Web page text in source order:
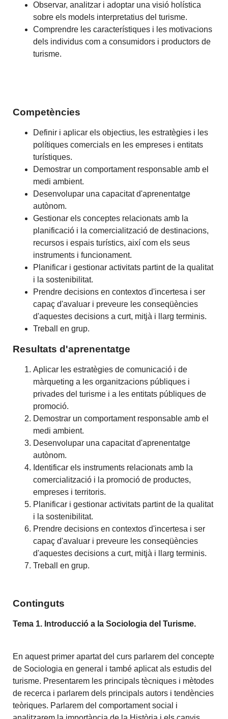
Observar, analitzar i adoptar una visió holística
sobre els models interpretatius del turisme.
Comprendre les característiques i les motivacions
dels individus com a consumidors i productors de
turisme.
Competències
Definir i aplicar els objectius, les estratègies i les
polítiques comercials en les empreses i entitats
turístiques.
Demostrar un comportament responsable amb el
medi ambient.
Desenvolupar una capacitat d'aprenentatge
autònom.
Gestionar els conceptes relacionats amb la
planificació i la comercialització de destinacions,
recursos i espais turístics, així com els seus
instruments i funcionament.
Planificar i gestionar activitats partint de la qualitat
i la sostenibilitat.
Prendre decisions en contextos d'incertesa i ser
capaç d'avaluar i preveure les conseqüències
d'aquestes decisions a curt, mitjà i llarg terminis.
Treball en grup.
Resultats d'aprenentatge
Aplicar les estratègies de comunicació i de
màrqueting a les organitzacions públiques i
privades del turisme i a les entitats públiques de
promoció.
Demostrar un comportament responsable amb el
medi ambient.
Desenvolupar una capacitat d'aprenentatge
autònom.
Identificar els instruments relacionats amb la
comercialització i la promoció de productes,
empreses i territoris.
Planificar i gestionar activitats partint de la qualitat
i la sostenibilitat.
Prendre decisions en contextos d'incertesa i ser
capaç d'avaluar i preveure les conseqüències
d'aquestes decisions a curt, mitjà i llarg terminis.
Treball en grup.
Continguts
Tema 1. Introducció a la Sociologia del Turisme.
En aquest primer apartat del curs parlarem del concepte
de Sociologia en general i també aplicat als estudis del
turisme. Presentarem les principals tècniques i mètodes
de recerca i parlarem dels principals autors i tendències
teòriques. Parlarem del comportament social i